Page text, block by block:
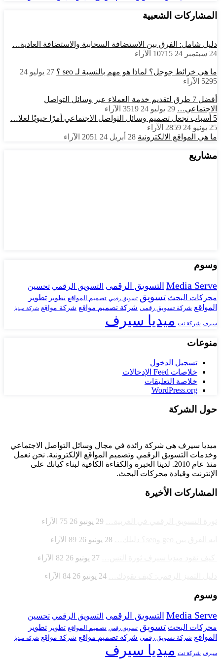
المشاركات الشعبية
دليل شامل: الفرق بين الاستضافة السحابية والاستضافة العادية…
24 سبتمبر 24
10715 الآراء
ما هي خرائط جوجل؟ لماذا هو مهم بالنسبة لـ seo ؟
27 يوليو 24
5295 الآراء
أفضل 7 طرق لتقديم خدمة العملاء عبر وسائل التواصل
الاجتماعي… 29 يوليو 24 3519 الآراء
5 أسباب تجعل تصميم وسائل التواصل الاجتماعي أمرًا حيويًا لعلا…
25 يونيو 24
2859 الآراء
ما هي المواقع الالكترونية 28 أبريل 24 2051 الآراء
مشاريع
وسوم
Media Serve التسويق الرقمى التسويق الرقمي تحسين
محركات البحث تسويق تسويق رقمي تصميم المواقع تطوير تطوير
المواقع شركة تسويق رقمى شركة تصميم مواقع شركة مواقع شركة ميديا
سيرف شركة نت ميديا سيرف
منوعات
تسجيل الدخول
خلاصات Feed الإدخالات
خلاصة التعليقات
WordPress.org
حول الشركة
ميديا ​​سيرف هي شركة رائدة في مجال وسائل التواصل الاجتماعي
وخدمات التسويق الرقمي وتصميم المواقع الإلكترونية. نحن نعمل
منذ عام 2010. لدينا الخبرة والكفاءة الكافية لبناء كيانك على
الإنترنت وقيادة محركات البحث.
المشاركات الأخيرة
29 يونيو 26 75 الآراء
28 يونيو 26 89 الآراء
27 يونيو 26 82 الآراء
24 يونيو 26 84 الآراء
وسوم
Media Serve التسويق الرقمى التسويق الرقمي تحسين
محركات البحث تسويق تسويق رقمي تصميم المواقع تطوير تطوير
المواقع شركة تسويق رقمى شركة تصميم مواقع شركة مواقع شركة ميديا
سيرف شركة نت ميديا سيرف